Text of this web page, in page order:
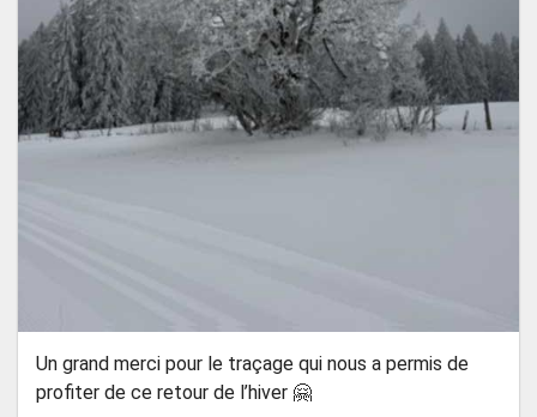
Un grand merci pour le traçage qui nous a permis de
profiter de ce retour de l’hiver 🤗